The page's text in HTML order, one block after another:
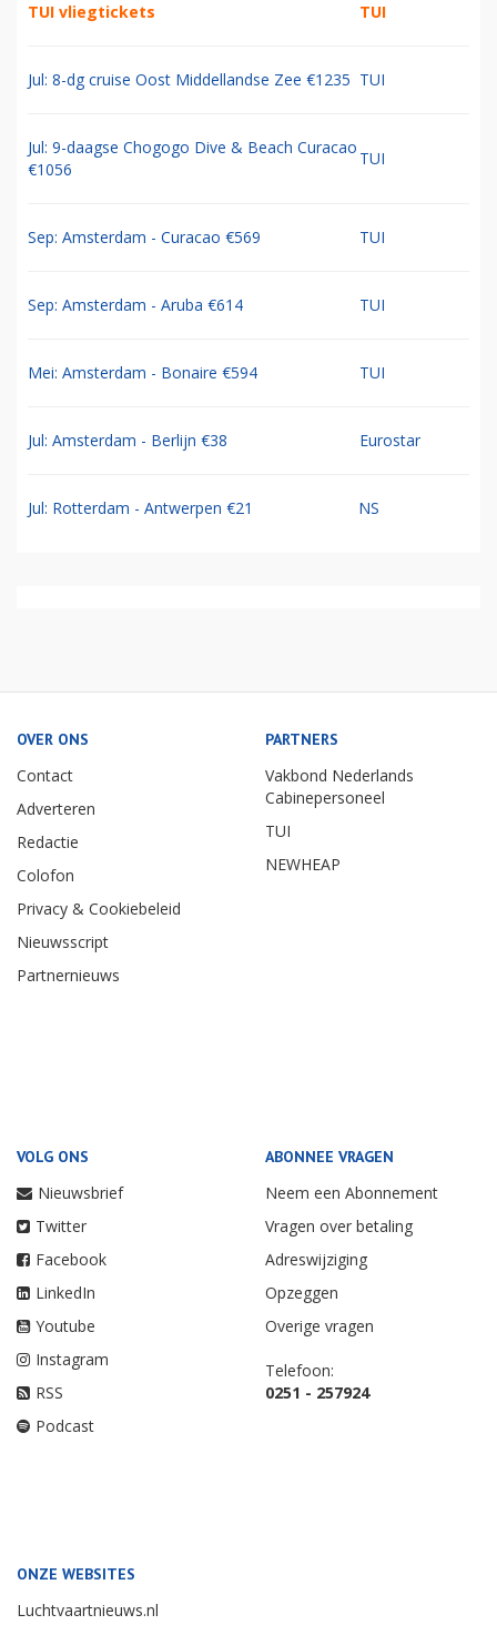
TUI vliegtickets TUI
Jul: 8-dg cruise Oost Middellandse Zee €1235 TUI
Jul: 9-daagse Chogogo Dive & Beach Curacao
€1056
TUI
Sep: Amsterdam - Curacao €569 TUI
Sep: Amsterdam - Aruba €614 TUI
Mei: Amsterdam - Bonaire €594 TUI
Jul: Amsterdam - Berlijn €38 Eurostar
Jul: Rotterdam - Antwerpen €21 NS
OVER ONS
Contact
Adverteren
Redactie
Colofon
Privacy & Cookiebeleid
Nieuwsscript
Partnernieuws
PARTNERS
Vakbond Nederlands
Cabinepersoneel
TUI
NEWHEAP
VOLG ONS
Nieuwsbrief
Twitter
Facebook
LinkedIn
Youtube
Instagram
RSS
Podcast
ABONNEE VRAGEN
Neem een Abonnement
Vragen over betaling
Adreswijziging
Opzeggen
Overige vragen
Telefoon:
0251 - 257924
ONZE WEBSITES
Luchtvaartnieuws.nl